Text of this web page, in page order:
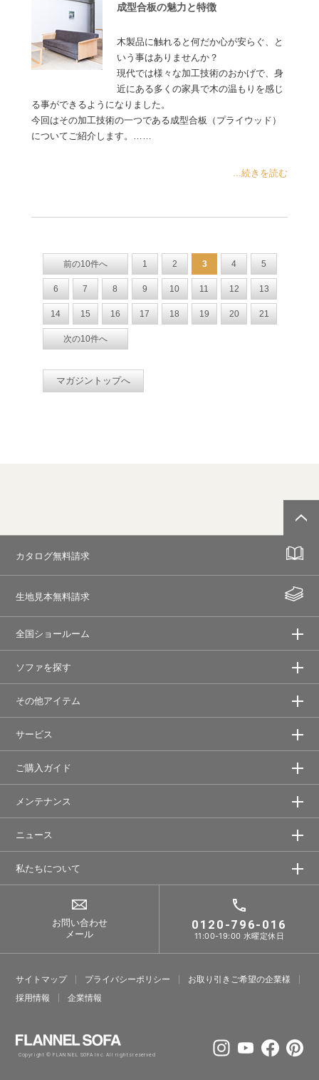
成型合板の魅力と特徴
木製品に触れると何だか心が安らぐ、と
いう事はありませんか？
現代では様々な加工技術のおかげで、身
近にある多くの家具で木の温もりを感じ
る事ができるようになりました。
今回はその加工技術の一つである成型合板（プライウッド）
についてご紹介します。……
...続きを読む
前の10件へ 1 2 3 4 5
6 7 8 9 10 11 12 13
14 15 16 17 18 19 20 21
次の10件へ
マガジントップへ
カタログ無料請求
生地見本無料請求
全国ショールーム
ソファを探す
その他アイテム
サービス
ご購入ガイド
メンテナンス
ニュース
私たちについて
お問い合わせ
メール
0120-796-016
11:00-19:00 水曜定休日
サイトマップ プライバシーポリシー
お取り引きご希望の企業様
採⽤情報
企業情報
Copyright © FLANNEL SOFA Inc. All rights reserved